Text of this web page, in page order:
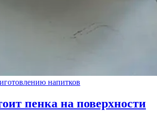
напитков
пенка на поверхности